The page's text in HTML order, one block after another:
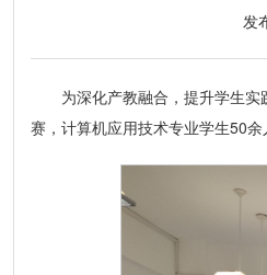
发
为深化产教融合，提升学生
赛，计算机应用技术专业学生50余